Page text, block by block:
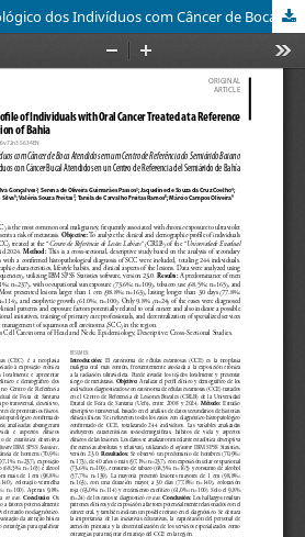
Perfil Clínico-epidemiológico dos Indivíduos com Câncer de Boca Atendidos em um Centro de Referência do Semiárido Baiano